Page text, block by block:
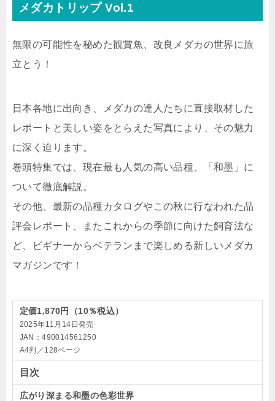
メダカトリップ Vol.1
無限の可能性を秘めた観賞魚、改良メダカの世界に旅
立とう！
日本各地に出向き、メダカの達人たちに直接取材した
レポートと美しい姿をとらえた写真により、その魅力
に深く迫ります。
巻頭特集では、現在最も人気の高い品種、「和墨」に
ついて徹底解説。
その他、最新の品種カタログやこの秋に行なわれた品
評会レポート、またこれからの季節に向けた飼育法な
ど、ビギナーからベテランまで楽しめる新しいメダカ
マガジンです！
定価1,870円（10％税込）
2025年11月14日発売
JAN：490014561250
A4判／128ページ
目次
広がり深まる和墨の色彩世界